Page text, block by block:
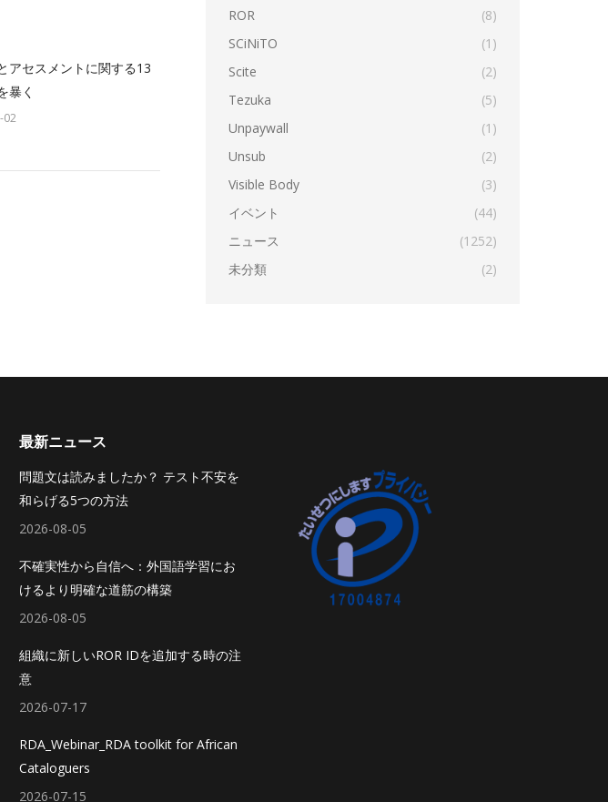
アセスメントに関する13
暴く
02
ROR
(8)
SCiNiTO
(1)
Scite
(2)
Tezuka
(5)
Unpaywall
(1)
Unsub
(2)
Visible Body
(3)
イベント
(44)
ニュース
(1252)
未分類
(2)
最新ニュース
問題文は読みましたか？ テスト不安を
和らげる5つの方法
2026-08-05
不確実性から自信へ：外国語学習にお
けるより明確な道筋の構築
2026-08-05
組織に新しいROR IDを追加する時の注
意
2026-07-17
RDA_Webinar_RDA toolkit for African
Cataloguers
2026-07-15